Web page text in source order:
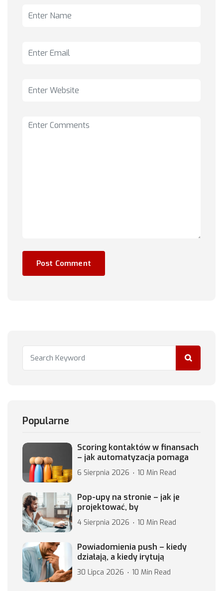
Popularne
Scoring kontaktów w finansach
– jak automatyzacja pomaga
6 Sierpnia 2026 10 Min Read
Pop-upy na stronie – jak je
projektować, by
4 Sierpnia 2026 10 Min Read
Powiadomienia push – kiedy
działają, a kiedy irytują
30 Lipca 2026 10 Min Read